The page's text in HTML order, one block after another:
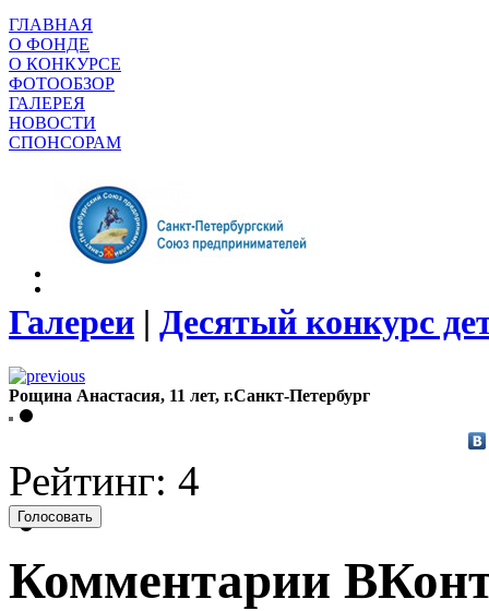
ГЛАВНАЯ
О ФОНДЕ
О КОНКУРСЕ
ФОТООБЗОР
ГАЛЕРЕЯ
НОВОСТИ
СПОНСОРАМ
Галереи | Десятый конкурс
Рощина Анастасия, 11 лет, г.Санкт-Петербург
Рейтинг: 4
Комментарии